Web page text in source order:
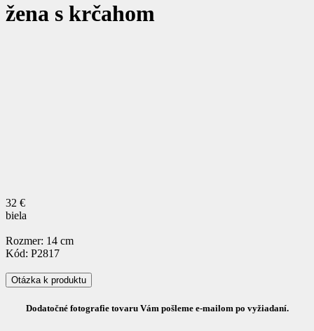
žena s krčahom
32 €
biela
Rozmer: 14 cm
Kód: P2817
Otázka k produktu
Dodatočné fotografie tovaru Vám pošleme e-mailom po vyžiadaní.